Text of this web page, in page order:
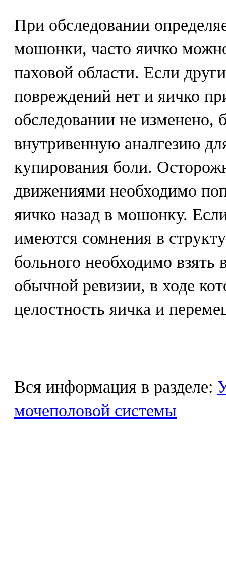
При обследовании
мошонки, часто яичко
паховой области. Если
повреждений нет и яичко
обследовании не
внутривенную аналгезию
купирования боли.
движениями необходимо
яичко назад в мошонку.
имеются сомнения в
больного необходимо
обычной ревизии, в ходе
целостность яичка и
Вся информация в разделе:
мочеполовой системы